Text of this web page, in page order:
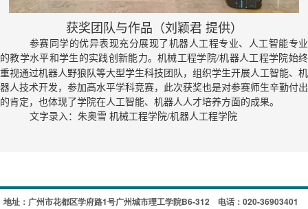
获奖团队与作品（刘颖君 提供）
参赛同学的优异表现充分展现了机器人工程专业、 人工智能专业
的教学水平和学生的实践创新能力。机械工程学院/机器人工程学院始终
重视通过机器人野狼队等大型学生科技团队，组织学生开展人工智能、机
器人技术开发， 参加高水平学科竞赛，此次获奖也是对参赛师生辛勤付出
的肯定， 也体现了学院在人工智能、 机器人 人才培养方面的成果。
文字录入：朱奥雪 机械工程学院/机器人工程学院
地址：广州市花都区学府路1号广州城市理工学院B6-312
电话：020-36903401